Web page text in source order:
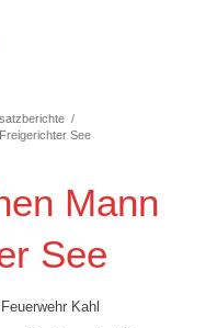
/
See
Mann
See
Feuerwehr Kahl